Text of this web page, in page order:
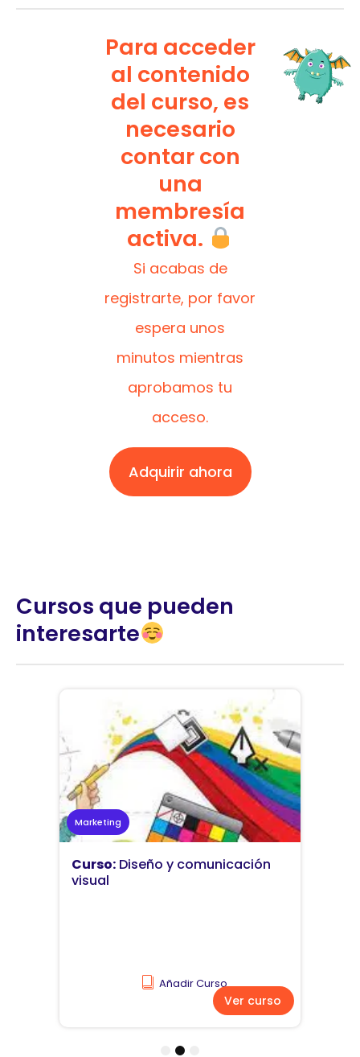
Para acceder
al contenido
del curso, es
necesario
contar con
una
membresía
activa.
Si acabas de
registrarte, por favor
espera unos
minutos mientras
aprobamos tu
acceso.
Adquirir ahora
Cursos que pueden
interesarte
Marketing
Curso: Diseño y comunicación
visual
Añadir Curso
Ver curso